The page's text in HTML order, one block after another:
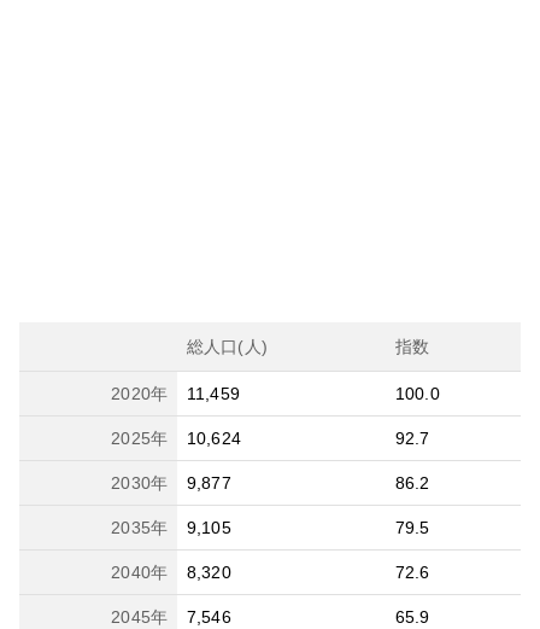
総人口(人) 指数
2020年 11,459 100.0
2025年 10,624 92.7
2030年 9,877 86.2
2035年 9,105 79.5
2040年 8,320 72.6
2045年 7,546 65.9